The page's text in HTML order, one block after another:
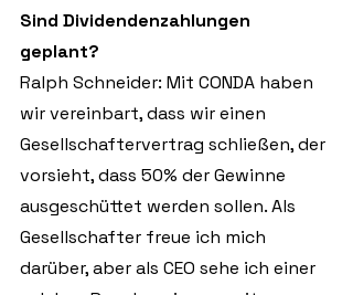
Sind Dividendenzahlungen
geplant?
Ralph Schneider: Mit CONDA haben
wir vereinbart, dass wir einen
Gesellschaftervertrag schließen, der
vorsieht, dass 50% der Gewinne
ausgeschüttet werden sollen. Als
Gesellschafter freue ich mich
darüber, aber als CEO sehe ich einer